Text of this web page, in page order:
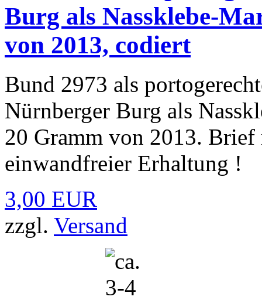
Burg als Nassklebe-
von 2013, codiert
Bund 2973 als
Nürnberger Burg als
20 Gramm von 2013.
einwandfreier Erhaltung !
3,00 EUR
zzgl. Versand